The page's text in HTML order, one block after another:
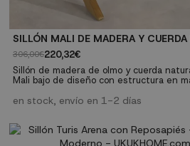
SILLÓN MALI DE MADERA Y
306,00€220,32€
Sillón de madera de olmo y cuerda
Mali bajo de diseño con estructura en
cuerda trenzada, perfecto para añadir
trenzada color natural Anchura total:
Anchura asiento:...
en stock, envío en 1-2 días